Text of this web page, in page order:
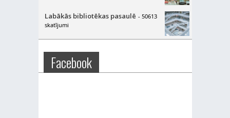
Labākās bibliotēkas pasaulē - 50613
skatījumi
Facebook